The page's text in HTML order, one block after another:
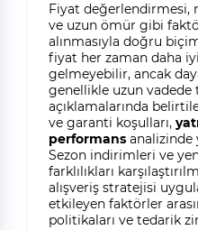
Fiyat değerlendirmesi,
ve uzun ömür gibi
alınmasıyla doğru
fiyat her zaman daha
gelmeyebilir, ancak
genellikle uzun vadede
açıklamalarında
ve garanti koşulları,
performansanalizinde
Sezon indirimleri ve
farklılıkları
alışveriş stratejisi
etkileyen faktörler
politikaları ve tedarik